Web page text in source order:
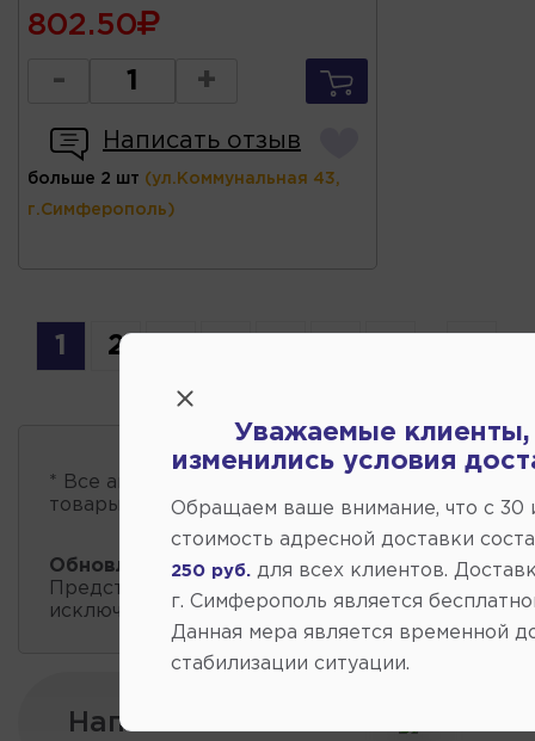
802.50
- +
Написать отзыв
больше 2 шт (ул.Коммунальная 43,
г.Симферополь)
1 2
* Все автозапчасти
товары проходит несколько раз в сутки.
Обновление остатков и цен: 08:20 2026-08-07
Представленные данные о запчастях на этой
исключительно информационный характер.
Напишите нам:
Уважаемые клиенты,
изменились условия
Обращаем ваше внимание, что c 30
стоимость адресной доставки
250 руб. для всех клиентов.
г. Симферополь является
Данная мера является временной
стабилизации ситуации.